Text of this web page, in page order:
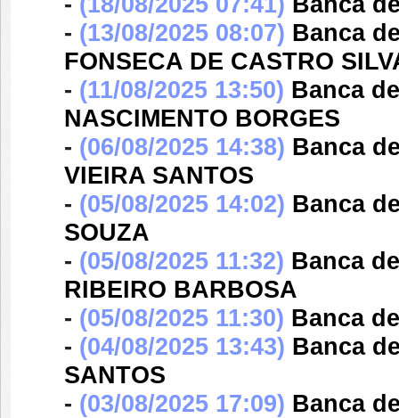
- (13/08/2025 08:07) Banca
FONSECA DE CASTRO
- (11/08/2025 13:50) Banca
NASCIMENTO BORGES
- (06/08/2025 14:38) Banca
VIEIRA SANTOS
- (05/08/2025 14:02) Banca
SOUZA
- (05/08/2025 11:32) Banca
RIBEIRO BARBOSA
- (05/08/2025 11:30) Banca
- (04/08/2025 13:43) Banca
SANTOS
- (03/08/2025 17:09) Banca